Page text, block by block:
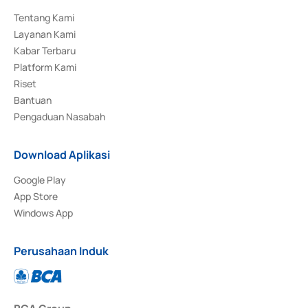
Tentang Kami
Layanan Kami
Kabar Terbaru
Platform Kami
Riset
Bantuan
Pengaduan Nasabah
Download Aplikasi
Google Play
App Store
Windows App
Perusahaan Induk